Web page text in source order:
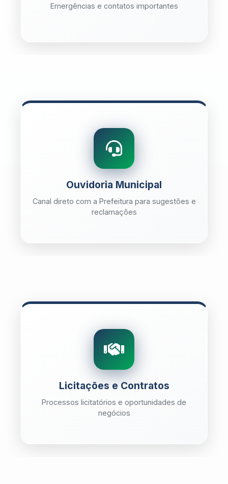
Emergências e contatos importantes
Ouvidoria Municipal
Canal direto com a Prefeitura para sugestões e
reclamações
Licitações e Contratos
Processos licitatórios e oportunidades de
negócios